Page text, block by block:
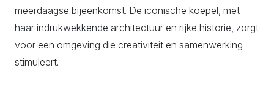
meerdaagse bijeenkomst. De iconische koepel, met
haar indrukwekkende architectuur en rijke historie, zorgt
voor een omgeving die creativiteit en samenwerking
stimuleert.